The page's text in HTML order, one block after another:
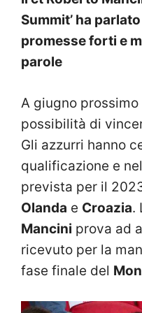
Summit’ ha
promesse forti e
parole
A giugno prossimo
possibilità di
Gli azzurri hanno
qualificazione e
prevista per il
Olanda e Croazia.
Mancini prova ad
ricevuto per la
fase finale del